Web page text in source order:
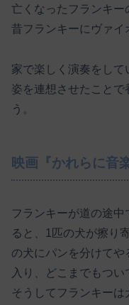
亡くなったフランキー
昔フランキーにヴァイ
家で楽しく演奏をし
姿を連想させたことで
う。
映画『かれらに音
フランキーが道の途
ると、1匹の犬が擦り
の犬にパンを分けて
入り、どこまでもつい
そうしてフランキー